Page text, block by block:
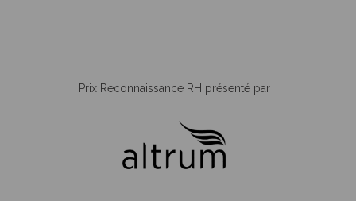
Prix Reconnaissance RH présenté par